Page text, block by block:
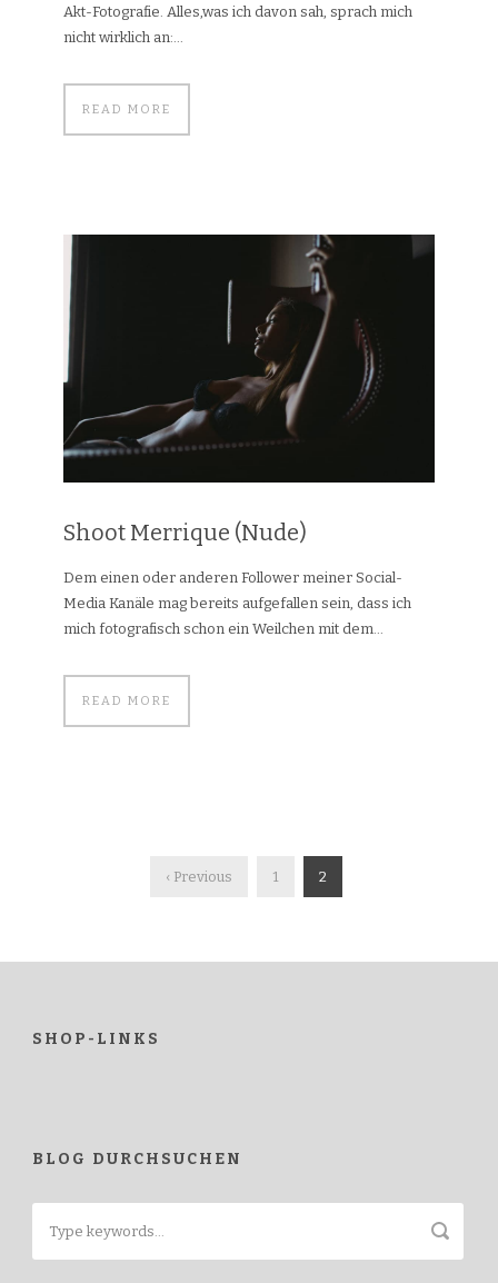
Akt-Fotografie. Alles,was ich davon sah, sprach mich
nicht wirklich an:...
READ MORE
Shoot Merrique (Nude)
Dem einen oder anderen Follower meiner Social-
Media Kanäle mag bereits aufgefallen sein, dass ich
mich fotografisch schon ein Weilchen mit dem...
READ MORE
‹ Previous 1 2
SHOP-LINKS
BLOG DURCHSUCHEN